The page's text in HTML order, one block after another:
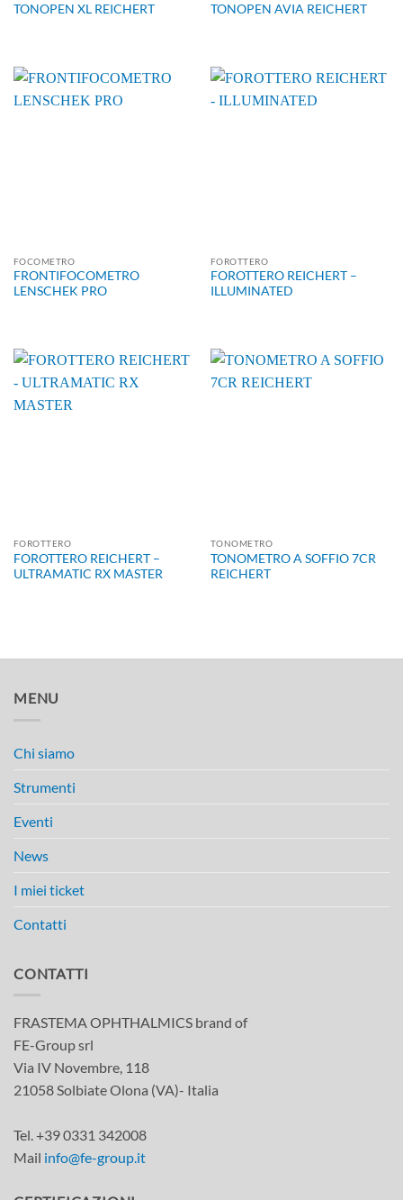
TONOPEN XL REICHERT TONOPEN AVIA REICHERT
FOCOMETRO
FRONTIFOCOMETRO
LENSCHEK PRO
FOROTTERO
FOROTTERO REICHERT –
ILLUMINATED
FOROTTERO
FOROTTERO REICHERT –
ULTRAMATIC RX MASTER
TONOMETRO
TONOMETRO A SOFFIO 7CR
REICHERT
MENU
Chi siamo
Strumenti
Eventi
News
I miei ticket
Contatti
CONTATTI
FRASTEMA OPHTHALMICS brand of
FE-Group srl
Via IV Novembre, 118
21058 Solbiate Olona (VA)- Italia
Tel. +39 0331 342008
Mail info@fe-group.it